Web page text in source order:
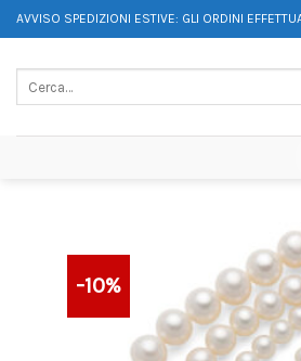
AVVISO SPEDIZIONI ESTIVE: GLI ORDINI
-10%